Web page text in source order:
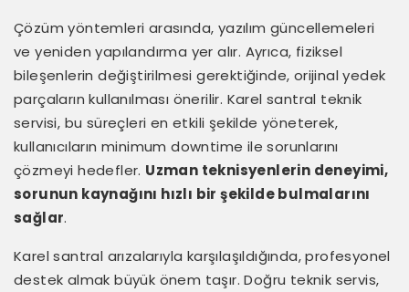
Çözüm yöntemleri arasında, yazılım güncellemeleri
ve yeniden yapılandırma yer alır. Ayrıca, fiziksel
bileşenlerin değiştirilmesi gerektiğinde, orijinal yedek
parçaların kullanılması önerilir. Karel santral teknik
servisi, bu süreçleri en etkili şekilde yöneterek,
kullanıcıların minimum downtime ile sorunlarını
çözmeyi hedefler. Uzman teknisyenlerin deneyimi,
sorunun kaynağını hızlı bir şekilde bulmalarını
sağlar.
Karel santral arızalarıyla karşılaşıldığında, profesyonel
destek almak büyük önem taşır. Doğru teknik servis,